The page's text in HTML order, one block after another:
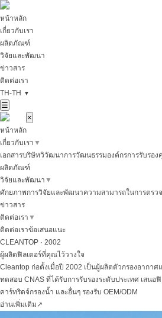
หน้าหลัก
เกี่ยวกับเรา
ผลิตภัณฑ์
วิจัยและพัฒนา
ข่าวสาร
ติดต่อเรา
TH-TH
▼
☰
×
หน้าหลัก
เกี่ยวกับเรา ▼
เอกสารบริษัทวิวัฒนาการวัฒนธรรมองค์กรการรับรอ
ผลิตภัณฑ์
วิจัยและพัฒนา ▼
ศักยภาพการวิจัยและพัฒนาความสามารถในการตรว
ข่าวสาร
ติดต่อเรา ▼
ติดต่อเราข้อเสนอแนะ
CLEANTOP · 2002
ผู้ผลิตฟิลเตอร์ที่คุณไว้วางใจ
Cleantop ก่อตั้งเมื่อปี 2002 เป็นผู้ผลิตตัวกรองอากา
ทดสอบ CNAS ที่ได้รับการรับรองระดับประเทศ เสนอ
คาร์ทริดจ์กรองน้ำ และอื่นๆ รองรับ OEM/ODM
อ่านเพิ่มเติม ↗